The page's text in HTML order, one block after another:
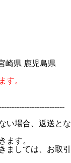
崎県 鹿児島県
す。
い場合、返送とな
ます。
ましては、お取引